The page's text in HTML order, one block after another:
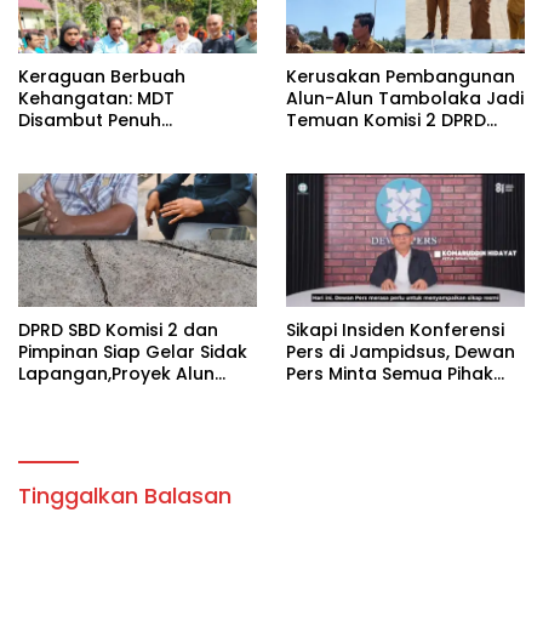
Keraguan Berbuah
Kehangatan: MDT
Disambut Penuh
Kecamatan Palla, Ama
Aris Weekaredi
Kerusakan Pembangunan
Alun-Alun Tambolaka Jadi
Temuan Komisi 2 DPRD
DPRD SBD Komisi 2 dan
Pimpinan Siap Gelar Sidak
Lapangan,Proyek Alun
Sikapi Insiden Konferensi
Pers di Jampidsus, Dewan
Pers Minta Semua Pihak
Tinggalkan Balasan